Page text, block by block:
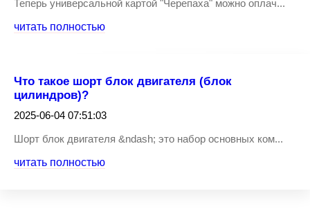
Теперь универсальной картой "Черепаха" можно оплач...
читать полностью
Что такое шорт блок двигателя (блок
цилиндров)?
2025-06-04 07:51:03
Шорт блок двигателя &ndash; это набор основных ком...
читать полностью